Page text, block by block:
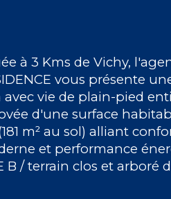
Valeurs
de pièces
à 3 Kms de Vichy,
vous présente
avec vie de plain-pied
d'une surface
m² au sol) alliant
et performance
B / terrain clos et arboré